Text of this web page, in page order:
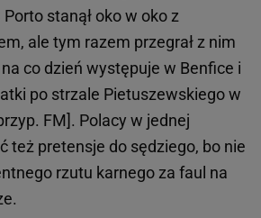
stanął oko w oko z
ale tym razem przegrał z nim
co dzień występuje w Benfice i
po strzale Pietuszewskiego w
FM]. Polacy w jednej
też pretensje do sędziego, bo nie
rzutu karnego za faul na